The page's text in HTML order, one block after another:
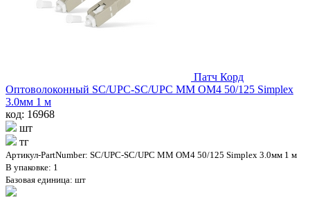
Патч Корд
Оптоволоконный SC/UPC-SC/UPC MM OM4 50/125 Simplex
3.0мм 1 м
код: 16968
шт
тг
Артикул-PartNumber: SC/UPC-SC/UPC MM OM4 50/125 Simplex 3.0мм 1 м
В упаковке: 1
Базовая единица: шт